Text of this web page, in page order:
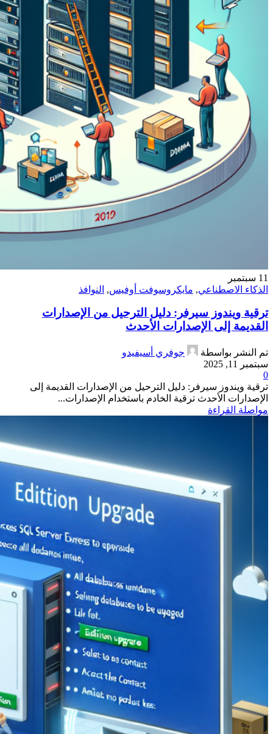
11 سبتمبر
الذكاء الاصطناعي, مايكروسوفت أوفيس, النوافذ
ترقية ويندوز سيرفر: دليل الترحيل من الإصدارات
القديمة إلى الإصدارات الأحدث
تم النشر بواسطة
جوفري أسيفيدو
سبتمبر 11, 2025
0
ترقية ويندوز سيرفر: دليل الترحيل من الإصدارات القديمة إلى
الإصدارات الأحدث ترقية الخادم باستخدام الإصدارات...
مواصلة القراءة